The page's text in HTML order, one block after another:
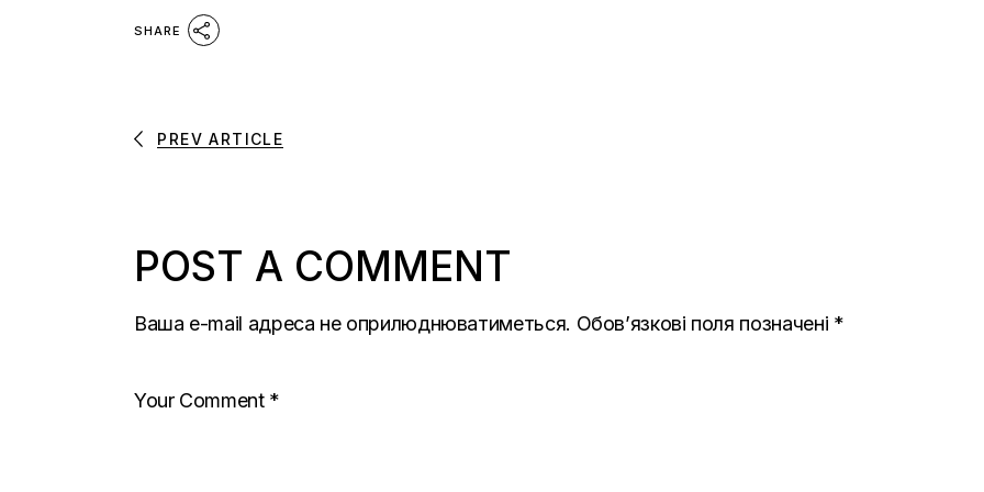
SHARE
PREV ARTICLE
POST A COMMENT
Ваша e-mail адреса не оприлюднюватиметься. Обов’язкові поля позначені *